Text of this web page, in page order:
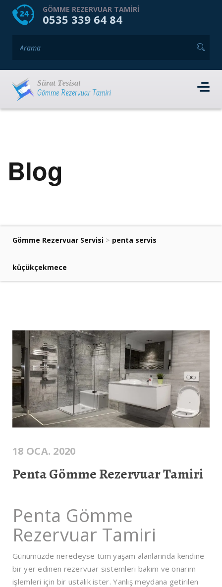
HOME HAKKIMIZDA
GÖMME REZERVUAR TAMIRI
0535 339 64 84
Blog
Gömme Rezervuar Servisi > penta servis
küçükçekmece
18 OCA. 2020
Penta Gömme Rezervuar Tamiri
Penta Gömme
Rezervuar Tamiri
Günümüzde neredeyse tüm yaşam alanlarında kendine
bir yer edinen rezervuar sistemleri bakım ve onarım
işlemleri için bir ustalık ister. Yanlış meydana getirilen